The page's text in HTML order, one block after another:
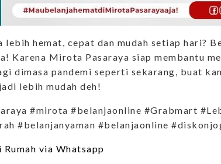
lebih hemat, cepat dan mudah setiap hari?
Karena Mirota Pasaraya siap membantu
dimasa pandemi seperti sekarang, buat
lebih mudah deh!
#mirota #belanjaonline #Grabmart
#belanjanyaman #belanjaonline
via Whatsapp